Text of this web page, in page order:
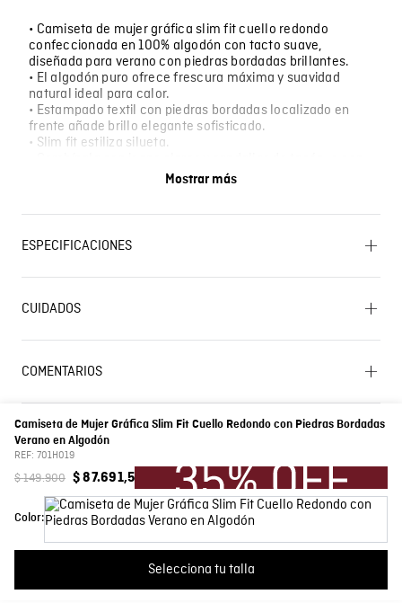
Camiseta de Mujer Gráfica Slim Fit Cuello Redondo con Piedras Bordadas
Verano en Algodón
REF: 701H019
$149.900 $ 87.691,5
Color:
Selecciona tu talla
• Camiseta de mujer gráfica slim fit cuello redondo
confeccionada en 100% algodón con tacto suave,
diseñada para verano con piedras bordadas brillantes.
• El algodón puro ofrece frescura máxima y suavidad
natural ideal para calor.
• Estampado textil con piedras bordadas localizado en
frente añade brillo elegante sofisticado.
• Slim fit estiliza silueta.
shorts blancos y alpargatas.Mostrar más
ESPECIFICACIONES
OTROS: No retorcer ni exprimir. SECADO: No secar en
máquina. PLANCHADO: No planchar. OTROS: Lavar
limpieza en seco. BLANQUEADO: No usar blanqueador.
escurrimiento a la sombra.
Composición Prenda: 100% Algodon
Cuello
Color Crudo
País de Fabricación Hecho en Colombia
Fabricante / importador COMODIN S.A.S.
CUIDADOS
COMENTARIOS
Cargando el resumen…
Por favor, inicia sesión para escribir un comentario.
Más reciente Todos
Cargando comentarios…